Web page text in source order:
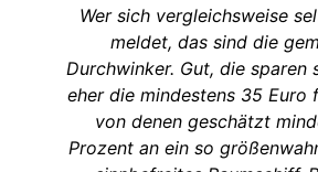
Wer sich vergleichsweise
meldet, das sind die
Durchwinker. Gut, die sparen
eher die mindestens 35 Euro
von denen geschätzt
Prozent an ein so